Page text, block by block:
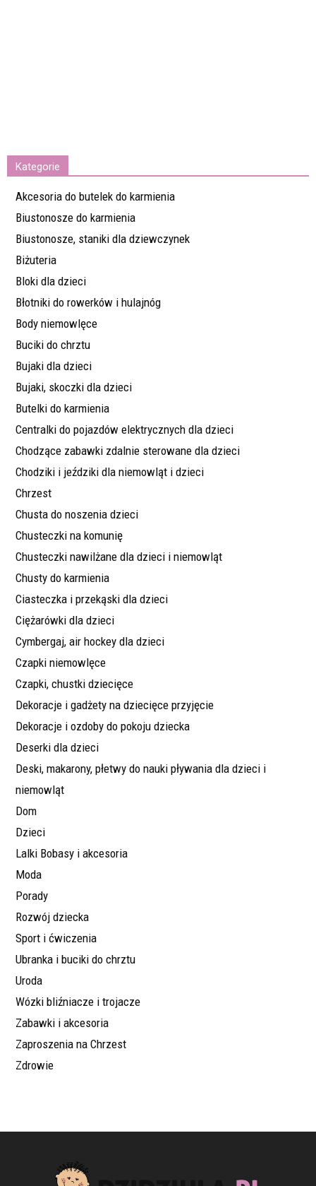
Kategorie
Akcesoria do butelek do karmienia
Biustonosze do karmienia
Biustonosze, staniki dla dziewczynek
Biżuteria
Bloki dla dzieci
Błotniki do rowerków i hulajnóg
Body niemowlęce
Buciki do chrztu
Bujaki dla dzieci
Bujaki, skoczki dla dzieci
Butelki do karmienia
Centralki do pojazdów elektrycznych dla dzieci
Chodzące zabawki zdalnie sterowane dla dzieci
Chodziki i jeździki dla niemowląt i dzieci
Chrzest
Chusta do noszenia dzieci
Chusteczki na komunię
Chusteczki nawilżane dla dzieci i niemowląt
Chusty do karmienia
Ciasteczka i przekąski dla dzieci
Ciężarówki dla dzieci
Cymbergaj, air hockey dla dzieci
Czapki niemowlęce
Czapki, chustki dziecięce
Dekoracje i gadżety na dziecięce przyjęcie
Dekoracje i ozdoby do pokoju dziecka
Deserki dla dzieci
Deski, makarony, płetwy do nauki pływania dla dzieci i
niemowląt
Dom
Dzieci
Lalki Bobasy i akcesoria
Moda
Porady
Rozwój dziecka
Sport i ćwiczenia
Ubranka i buciki do chrztu
Uroda
Wózki bliźniacze i trojacze
Zabawki i akcesoria
Zaproszenia na Chrzest
Zdrowie